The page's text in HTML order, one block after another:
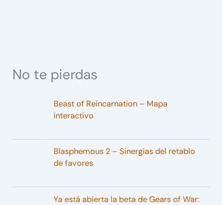
No te pierdas
Beast of Reincarnation – Mapa
interactivo
Blasphemous 2 – Sinergias del retablo
de favores
Ya está abierta la beta de Gears of War: